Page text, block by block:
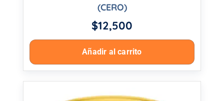
(CERO)
$12,500
Añadir al carrito